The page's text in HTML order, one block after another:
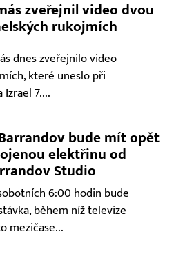
zveřejnil video dvou
rukojmích
dnes zveřejnilo video
které uneslo při
7....
bude mít opět
elektřinu od
Studio
6:00 hodin bude
během níž televize
mezičase...